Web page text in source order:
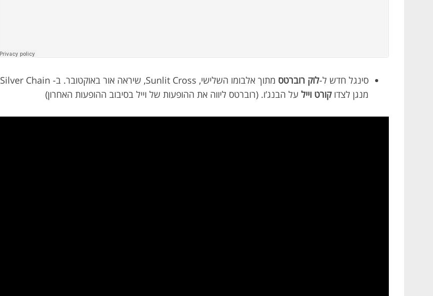
סינגל חדש ל-לוק רוברטס
מתוך אלבומו השלישי, Sunlit Cross, שיראה אור באוקטובר. ב- Silver Chain
מנגן לצדוקורט וייל על הבנג’ו. (רוברטס ליווה את ההופעות של וייל בסיבוב ההופעות האחרון)